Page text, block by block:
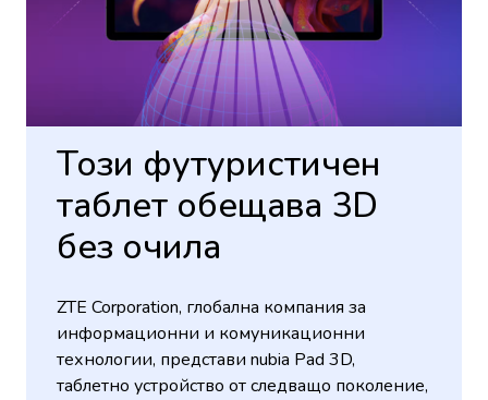
Този футуристичен
таблет обещава 3D
без очила
ZTE Corporation, глобална компания за
информационни и комуникационни
технологии, представи nubia Pad 3D,
таблетно устройство от следващо поколение,